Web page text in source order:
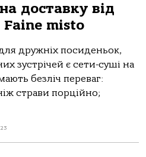
доставку від
Faine misto
дружніх посиденьок,
зустрічей є сети-суші на
безліч переваг:
страви порційно;